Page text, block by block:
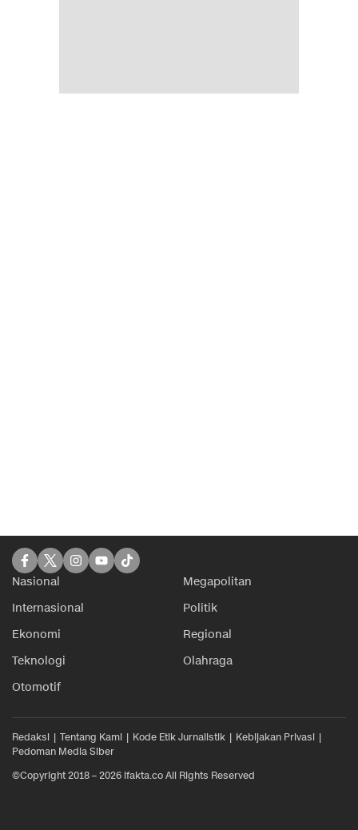
Nasional
Megapolitan
Internasional
Politik
Ekonomi
Regional
Teknologi
Olahraga
Otomotif
Redaksi Tentang Kami Kode Etik Jurnalistik
Kebijakan Privasi
Pedoman Media Siber
©Copyright 2018 – 2026 ifakta.co All Rights Reserved